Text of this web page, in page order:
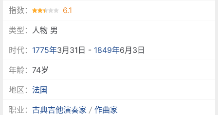
指数： 6.1
类型： 人物 男
时代： 1775年3月31日 - 1849年6月3日
年龄：74岁
地区： 法国
职业：古典吉他演奏家 /作曲家